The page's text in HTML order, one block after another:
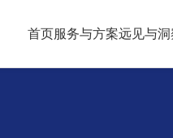
首页服务与方案远见与